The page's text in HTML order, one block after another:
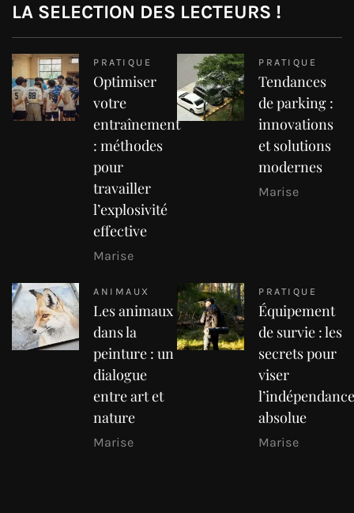
LA SELECTION DES LECTEURS !
PRATIQUE
Optimiser
votre
entraînement
: méthodes
pour
travailler
l’explosivité
effective
Marise
PRATIQUE
Tendances
de parking :
innovations
et solutions
modernes
Marise
ANIMAUX
Les animaux
dans la
peinture : un
dialogue
entre art et
nature
Marise
PRATIQUE
Équipement
de survie : les
secrets pour
viser
l’indépendance
absolue
Marise